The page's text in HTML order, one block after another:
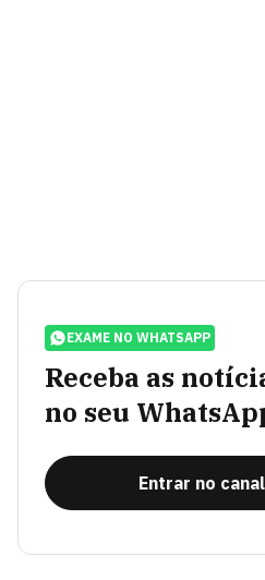
EXAME NO WHATSAPP
Receba as
no seu
Entrar no